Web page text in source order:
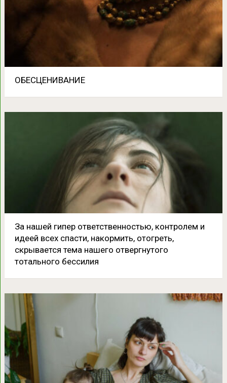
ОБЕСЦЕНИВАНИЕ
За нашей гипер ответственностью, контролем и
идеей всех спасти, накормить, отогреть,
скрывается тема нашего отвергнутого
тотального бессилия